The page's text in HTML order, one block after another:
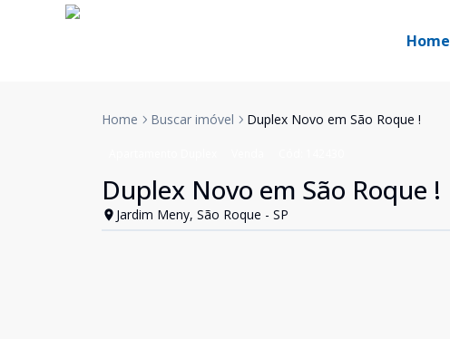
Home
Home Buscar imóvel Duplex Novo em São Roque !
Duplex Novo em São Roque !
Jardim Meny, São Roque - SP